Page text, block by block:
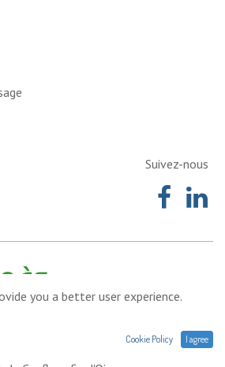
Suivez-nous
you a better user experience.
Cookie Policy I agree